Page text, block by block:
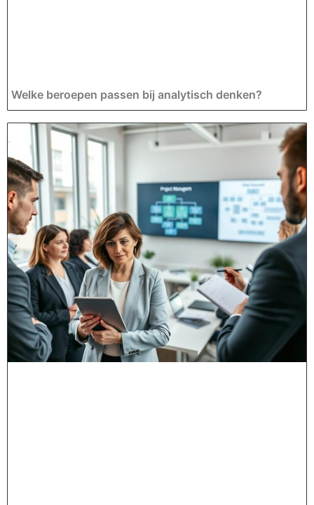
Welke beroepen passen bij analytisch denken?